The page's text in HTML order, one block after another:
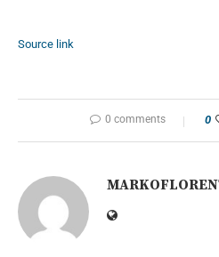
Source link
0 comments 0